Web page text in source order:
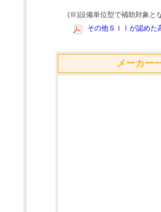
(Ⅲ)設備単位型で補助対象と
その他ＳＩＩが認め
メーカー